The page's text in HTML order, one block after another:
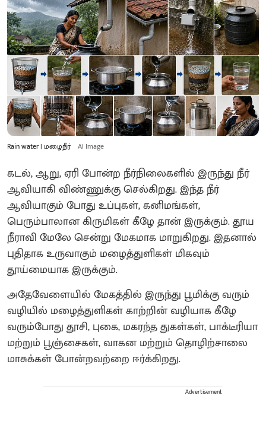
Rain water | மழைநீர் AI Image
கடல், ஆறு, ஏரி போன்ற நீர்நிலைகளில் இருந்து நீர்
ஆவியாகி விண்ணுக்கு செல்கிறது. இந்த நீர்
ஆவியாகும் போது உப்புகள், கனிமங்கள்,
பெரும்பாலான கிருமிகள் கீழே தான் இருக்கும். தூய
நீராவி மேலே சென்று மேகமாக மாறுகிறது. இதனால்
புதிதாக உருவாகும் மழைத்துளிகள் மிகவும்
தூய்மையாக இருக்கும்.
அதேவேளையில் மேகத்தில் இருந்து பூமிக்கு வரும்
வழியில் மழைத்துளிகள் காற்றின் வழியாக கீழே
வரும்போது தூசி, புகை, மகரந்த துகள்கள், பாக்டீரியா
மற்றும் பூஞ்சைகள், வாகன மற்றும் தொழிற்சாலை
மாசுக்கள் போன்றவற்றை ஈர்க்கிறது.
Advertisement